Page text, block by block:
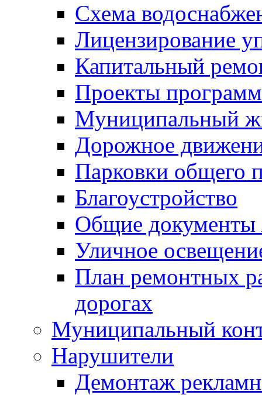
Схема
Лицензирование
Капитальный
Проекты программ
Муниципальный
Дорожное
Парковки общего
Благоустройство
Общие
Уличное
План ремонтных
дорогах
Муниципальный
Нарушители
Демонтаж